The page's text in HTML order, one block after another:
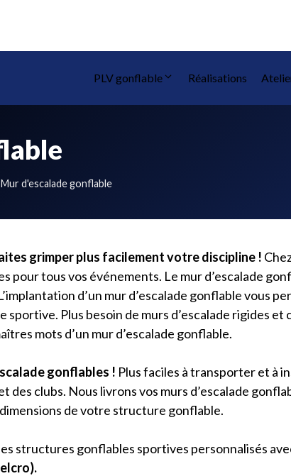
PLV gonflable Réalisations
Mur d'escalade gonflable
grimper plus facilement votre discipline !
pour tous vos événements. Le mur d’escalade
d’un mur d’escalade gonflable vous
sportive. Plus besoin de murs d’escalade rigides
mots d’un mur d’escalade gonflable.
gonflables ! Plus faciles à transporter et à
des clubs. Nous livrons vos murs d’escalade
de votre structure gonflable.
structures gonflables sportives personnalisés